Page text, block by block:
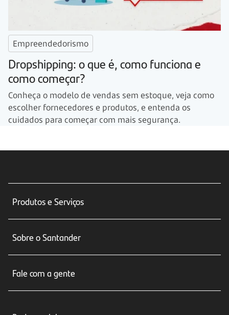
Empreendedorismo
Dropshipping: o que é, como funciona e
como começar?
Conheça o modelo de vendas sem estoque, veja como
escolher fornecedores e produtos, e entenda os
cuidados para começar com mais segurança.
Produtos e Serviços
Seguros
Crédito e Financiamentos
Sobre o Santander
Fale com a gente